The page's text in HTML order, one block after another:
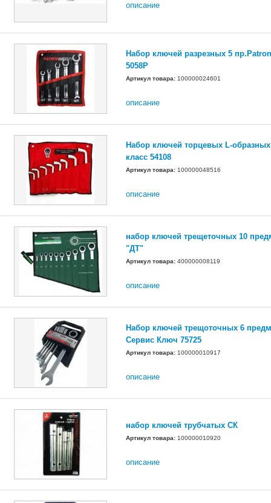
описание
Набор ключей разрезных 5
5058P
Артикул товара: 100000024601
описание
Набор ключей торцевых L-образных
класс 54108
Артикул товара: 100000048516
описание
набор ключей трещеточных 10
"ДТ"
Артикул товара: 400000008119
описание
Набор ключей трещоточных 6
Сервис Ключ 75725
Артикул товара: 100000010917
описание
набор ключей трубчатых СК
Артикул товара: 100000010920
описание